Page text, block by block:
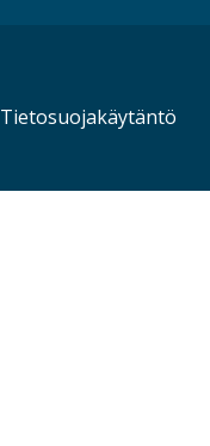
Tietosuojakäytäntö